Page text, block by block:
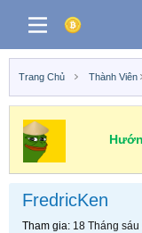
Trang Chủ Thành Viên
FredricKen
Tham gia 18 Tháng sáu